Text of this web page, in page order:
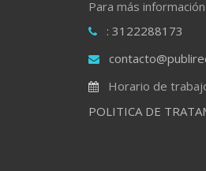
Para más información
: 3122288173
Horario de
POLITICA DE